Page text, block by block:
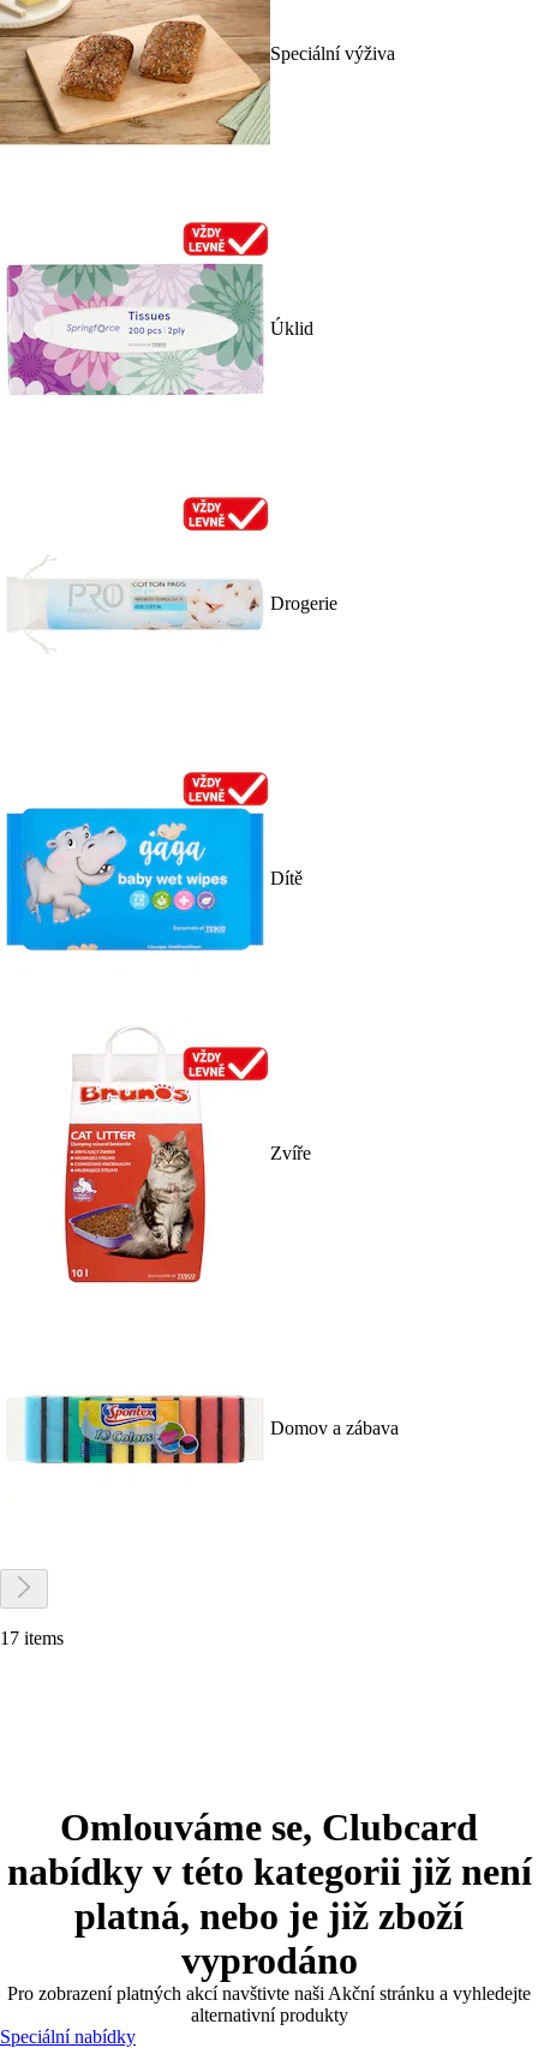
Speciální výživa
Úklid
Drogerie
Dítě
Zvíře
Domov a zábava
17 items
Omlouváme se, Clubcard
nabídky v této kategorii již není
platná, nebo je již zboží
vyprodáno
Pro zobrazení platných akcí navštivte naši Akční stránku a vyhledejte
alternativní produkty
Speciální nabídky